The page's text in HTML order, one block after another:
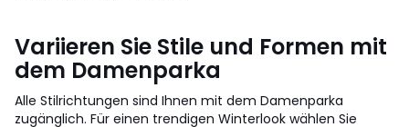
Variieren Sie Stile und Formen mit
dem Damenparka
Alle Stilrichtungen sind Ihnen mit dem Damenparka
zugänglich. Für einen trendigen Winterlook wählen Sie